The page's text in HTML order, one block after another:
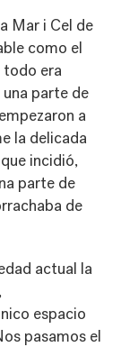
Mar i Cel de
como el
era
parte de
a
la delicada
incidió,
parte de
de
actual la
espacio
pasamos el